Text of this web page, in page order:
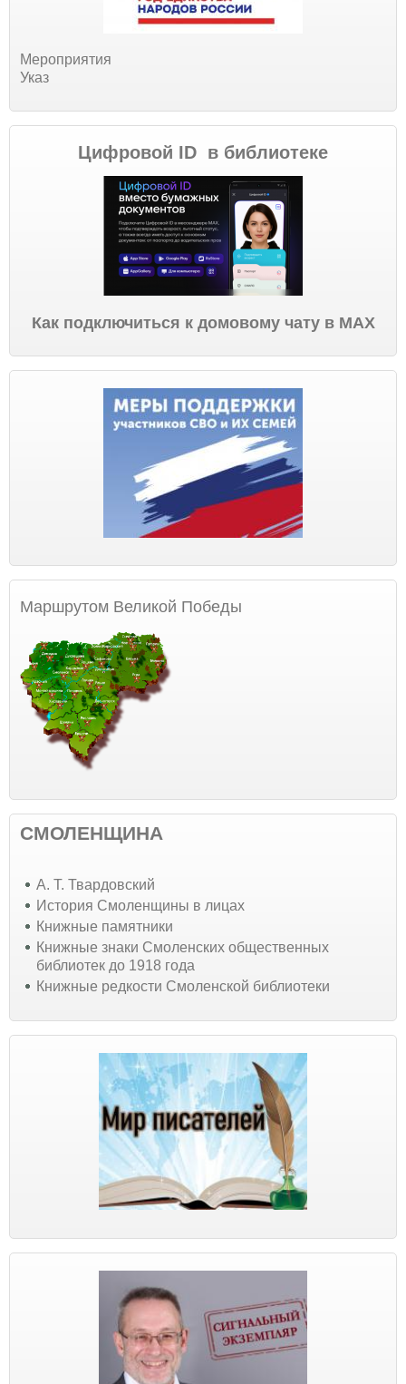
Мероприятия
Указ
Цифровой ID в библиотеке
Как подключиться к домовому чату в МАХ
Маршрутом Великой Победы
СМОЛЕНЩИНА
А. Т. Твардовский
История Смоленщины в лицах
Книжные памятники
Книжные знаки Смоленских общественных
библиотек до 1918 года
Книжные редкости Смоленской библиотеки